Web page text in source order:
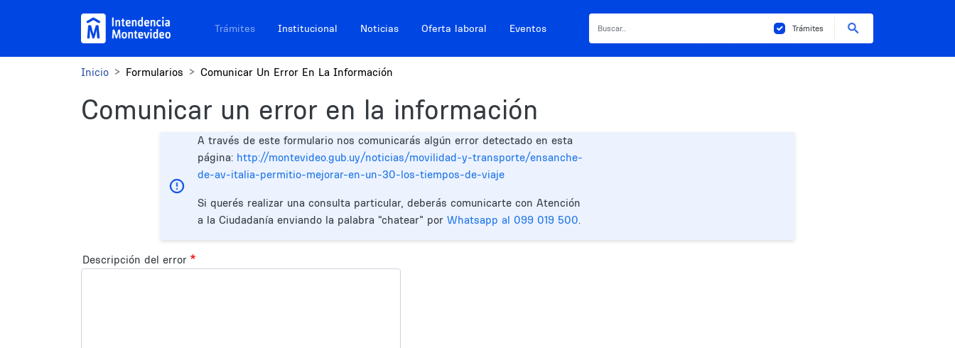
Navegación sitios
Trámites Institucional Noticias Oferta laboral Eventos Trámites
Inicio Formularios Comunicar Un Error En La Información
Comunicar un error en la información
A través de este formulario nos comunicarás algún error detectado en esta
página: http://montevideo.gub.uy/noticias/movilidad-y-transporte/ensanche-
de-av-italia-permitio-mejorar-en-un-30-los-tiempos-de-viaje
Si querés realizar una consulta particular, deberás comunicarte con Atención
a la Ciudadanía enviando la palabra “chatear” por Whatsapp al 099 019 500.
Descripción del error